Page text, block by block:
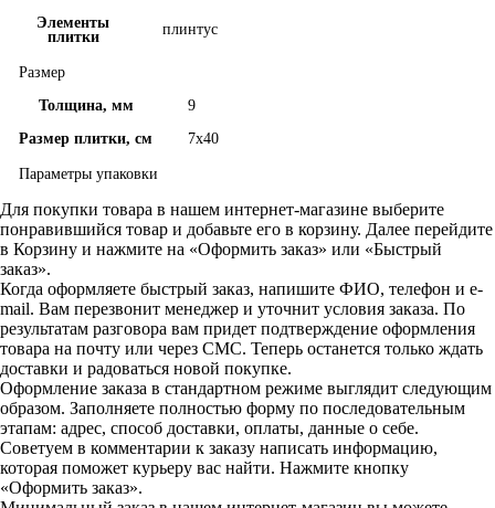
Элементы
плитки
плинтус
Размер
Толщина, мм
9
Размер плитки, см
7x40
Параметры упаковки
Для покупки товара в нашем интернет-магазине выберите
понравившийся товар и добавьте его в корзину. Далее перейдите
в Корзину и нажмите на «Оформить заказ» или «Быстрый
заказ».
Когда оформляете быстрый заказ, напишите ФИО, телефон и e-
mail. Вам перезвонит менеджер и уточнит условия заказа. По
результатам разговора вам придет подтверждение оформления
товара на почту или через СМС. Теперь останется только ждать
доставки и радоваться новой покупке.
Оформление заказа в стандартном режиме выглядит следующим
образом. Заполняете полностью форму по последовательным
этапам: адрес, способ доставки, оплаты, данные о себе.
Советуем в комментарии к заказу написать информацию,
которая поможет курьеру вас найти. Нажмите кнопку
«Оформить заказ».